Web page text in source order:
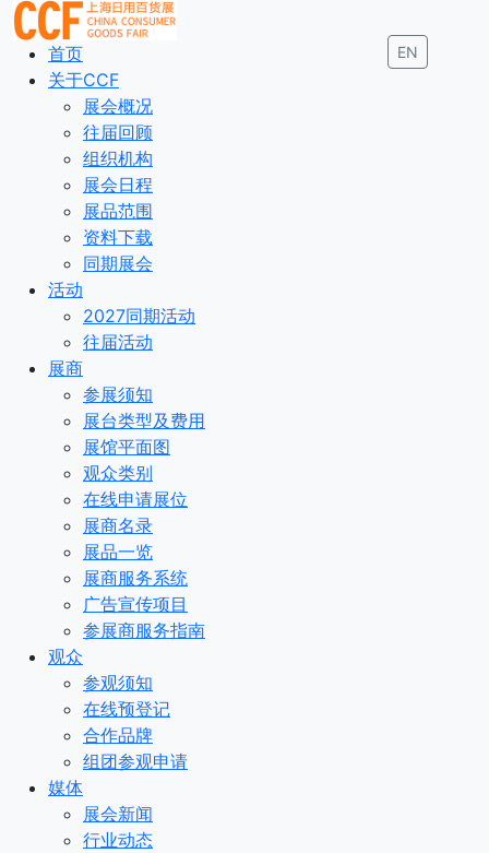
EN
首页
关于CCF
展会概况
往届回顾
组织机构
展会日程
展品范围
资料下载
同期展会
活动
2027同期活动
往届活动
展商
参展须知
展台类型及费用
展馆平面图
观众类别
在线申请展位
展商名录
展品一览
展商服务系统
广告宣传项目
参展商服务指南
观众
参观须知
在线预登记
合作品牌
组团参观申请
媒体
展会新闻
行业动态